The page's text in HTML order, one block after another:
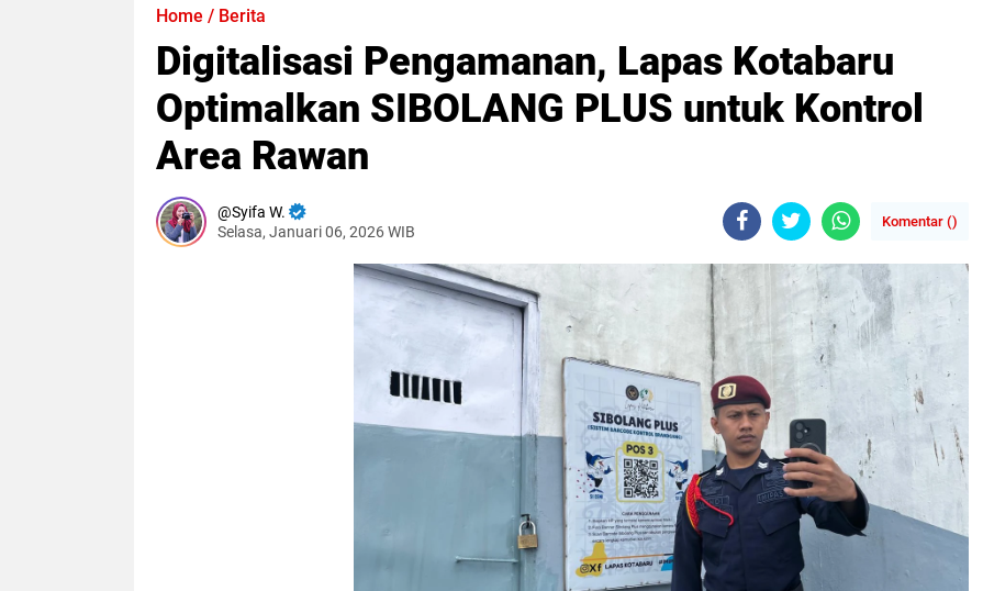
Home / Berita
Digitalisasi Pengamanan, Lapas Kotabaru
Optimalkan SIBOLANG PLUS untuk Kontrol
Area Rawan
Syifa W.
Selasa, Januari 06, 2026 WIB
Komentar ()